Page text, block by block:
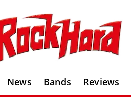
News Bands Reviews